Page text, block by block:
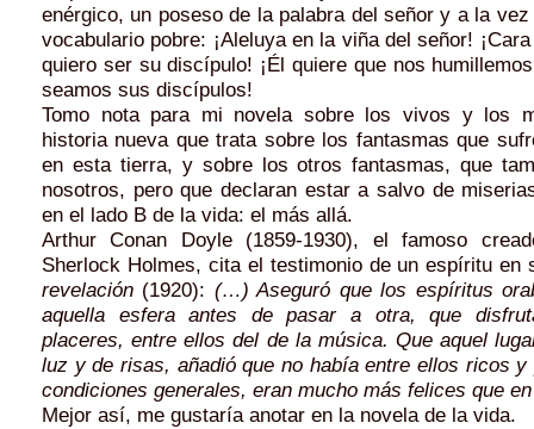
enérgico, un poseso de la palabra del señor y a la
vocabulario pobre: ¡Aleluya en la viña del señor!
quiero ser su discípulo! ¡Él quiere que nos
seamos sus discípulos!
Tomo nota para mi novela sobre los vivos y los
historia nueva que trata sobre los fantasmas que
en esta tierra, y sobre los otros fantasmas, que
nosotros, pero que declaran estar a salvo de
en el lado B de la vida: el más allá.
Arthur Conan Doyle (1859-1930), el famoso
Sherlock Holmes, cita el testimonio de un espíritu
revelación (1920): (…) Aseguró que los espíritus
aquella esfera antes de pasar a otra, que
placeres, entre ellos del de la música. Que aquel
luz y de risas, añadió que no había entre ellos ricos
condiciones generales, eran mucho más felices que
Mejor así, me gustaría anotar en la novela de la vida.